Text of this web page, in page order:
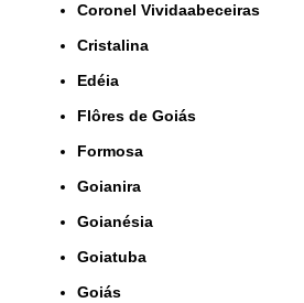
Coronel Vividaabeceiras
Cristalina
Edéia
Flôres de Goiás
Formosa
Goianira
Goianésia
Goiatuba
Goiás